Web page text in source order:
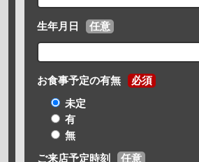
生年月日 任意
お食事予定の有無 必須
未定
有
無
ご来店予定時刻 任意